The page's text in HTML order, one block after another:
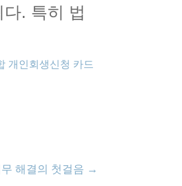
. 특히 법
개인회생신청 카드
해결의 첫걸음 →